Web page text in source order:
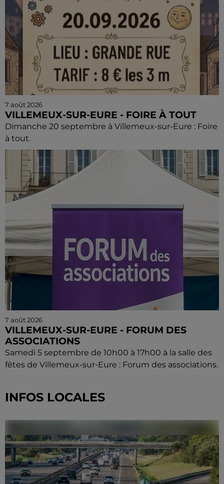
7 août 2026
VILLEMEUX-SUR-EURE - FOIRE À TOUT
Dimanche 20 septembre à Villemeux-sur-Eure : Foire
à tout.
7 août 2026
VILLEMEUX-SUR-EURE - FORUM DES
ASSOCIATIONS
Samedi 5 septembre de 10h00 à 17h00 à la salle des
fêtes de Villemeux-sur-Eure : Forum des associations.
INFOS LOCALES